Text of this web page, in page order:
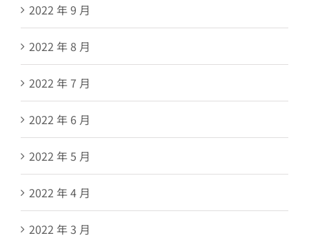
2022 年 9 月
2022 年 8 月
2022 年 7 月
2022 年 6 月
2022 年 5 月
2022 年 4 月
2022 年 3 月